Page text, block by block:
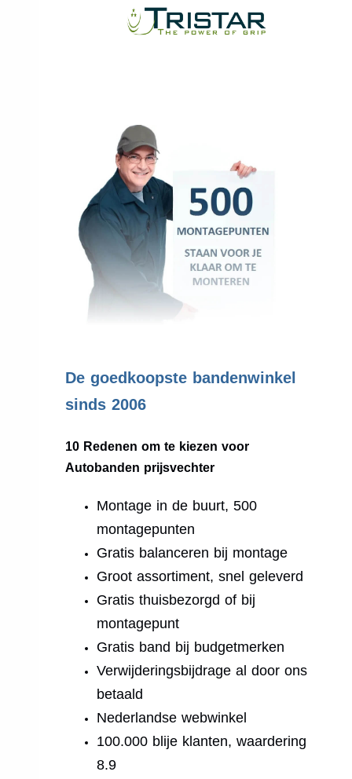
De goedkoopste bandenwinkel
sinds 2006
10 Redenen om te kiezen voor
Autobanden prijsvechter
Montage in de buurt, 500
montagepunten
Gratis balanceren bij montage
Groot assortiment, snel geleverd
Gratis thuisbezorgd of bij
montagepunt
Gratis band bij budgetmerken
Verwijderingsbijdrage al door ons
betaald
Nederlandse webwinkel
100.000 blije klanten, waardering
8.9